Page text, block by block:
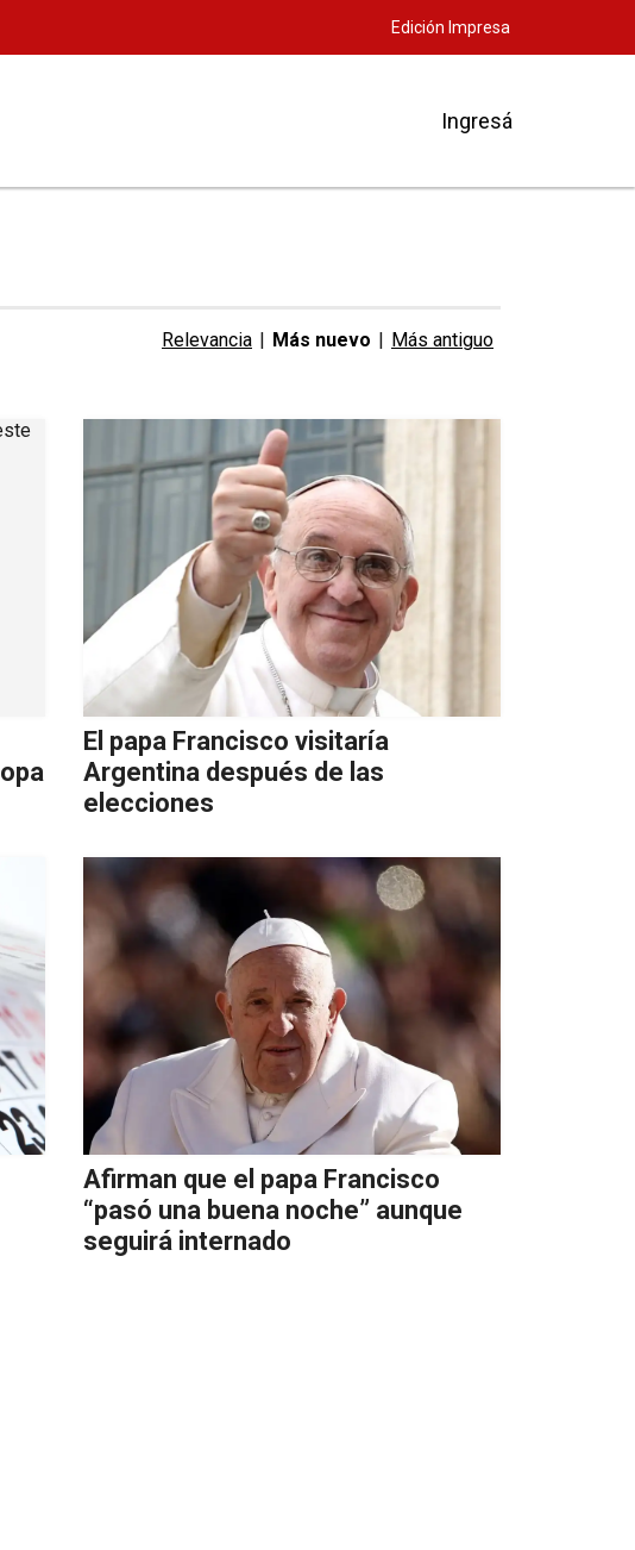
Edición Impresa
Ingresá
Relevancia | Más nuevo | Más antiguo
El papa Francisco visitaría
Argentina después de las
elecciones
Afirman que el papa Francisco
“pasó una buena noche” aunque
seguirá internado